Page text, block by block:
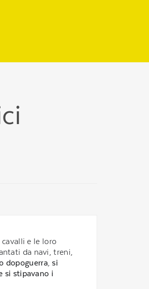
e le loro
da navi, treni,
dopoguerra,si
si stipavano i